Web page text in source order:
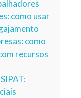
como usar
como
recursos